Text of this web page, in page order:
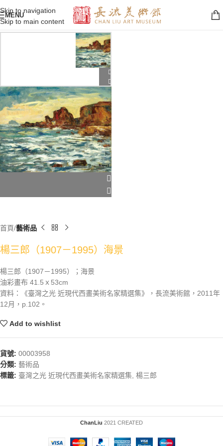
Skip to navigation
Skip to main content
MENU
首頁 藝術品
楊三郎（1907－1995）海景
楊三郎（1907－1995）；海景
油彩畫布 41.5ｘ53cm
資料：《臺灣之光 近現代西畫美術名家精選集》，長流美術館，2011年
12月，p.102。
Add to wishlist
貨號: 00003958
分類: 藝術品
標籤: 臺灣之光 近現代西畫美術名家精選集 楊三郎
ChanLiu 2021 CREATED